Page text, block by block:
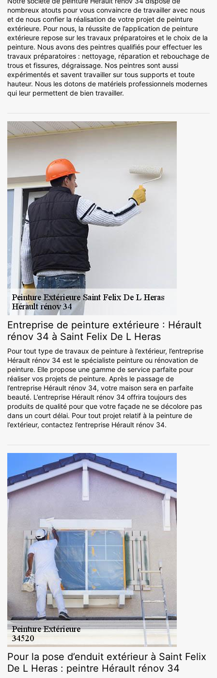
nombreux atouts pour vous convaincre de travailler avec nous
et de nous confier la réalisation de votre projet de peinture
extérieure. Pour nous, la réussite de l’application de peinture
extérieure repose sur les travaux préparatoires et le choix de la
peinture. Nous avons des peintres qualifiés pour effectuer les
travaux préparatoires : nettoyage, réparation et rebouchage de
trous et fissures, dégraissage. Nos peintres sont aussi
expérimentés et savent travailler sur tous supports et toute
hauteur. Nous les dotons de matériels professionnels modernes
qui leur permettent de bien travailler.
Entreprise de peinture extérieure : Hérault
rénov 34 à Saint Felix De L Heras
Pour tout type de travaux de peinture à l’extérieur, l’entreprise
Hérault rénov 34 est le spécialiste peinture ou rénovation de
peinture. Elle propose une gamme de service parfaite pour
réaliser vos projets de peinture. Après le passage de
l’entreprise Hérault rénov 34, votre maison sera en parfaite
beauté. L’entreprise Hérault rénov 34 offrira toujours des
produits de qualité pour que votre façade ne se décolore pas
dans un court délai. Pour tout projet relatif à la peinture de
l’extérieur, contactez l’entreprise Hérault rénov 34.
Pour la pose d’enduit extérieur à Saint Felix
De L Heras : peintre Hérault rénov 34